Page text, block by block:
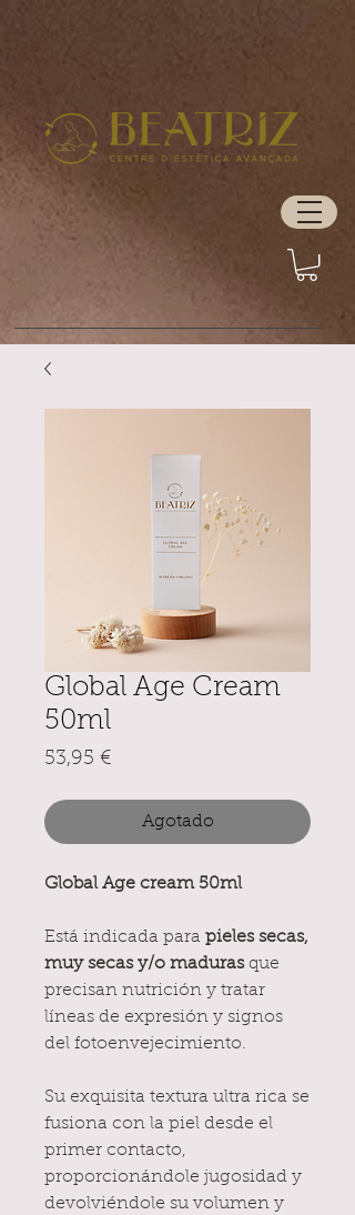
Global Age Cream
50ml
53,95 €
Agotado
Global Age cream 50ml
Está indicada para pieles secas,
muy secas y/o madurasque
precisan nutrición y tratar
líneas de expresión y signos
del fotoenvejecimiento.
Su exquisita textura ultra rica se
fusiona con la piel desde el
primer contacto,
proporcionándole jugosidad y
devolviéndole su volumen y